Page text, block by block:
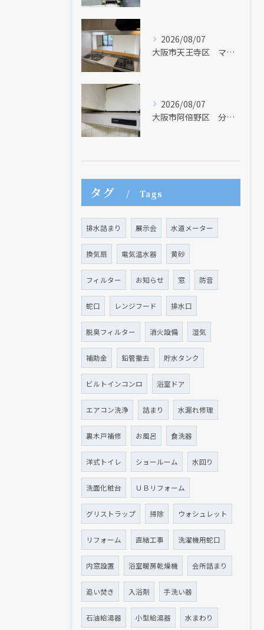
2026/08/07
大阪市天王寺区 マンションのキッチン取替及び内装リフォーム工事 クリナップ
2026/08/07
大阪市阿倍野区 分譲マンションのレンジフード取替リフォーム工事 タカラスタンダード
タグ Tags
排水詰まり 展示会 水道メーター
換気扇 電気温水器 黄砂
フィルター お知らせ 窓 防音
蛇口 レンジフード 排水口
脱臭フィルター 消火設備 湿気
補助金 鉛管撤去 貯水タンク
ビルトインコンロ 浴室ドア
エアコン洗浄 詰まり 水漏れ修理
裏木戸補修 お風呂 食洗器
洋式トイレ ショールーム 水回り
洗面化粧台 ＵＢリフォーム
グリストラップ 掃除 ウォシュレット
リフォーム 直結工事 洗濯機用蛇口
内窓設置 浴室暖房乾燥機 会所詰まり
追い焚き 入浴剤 手洗い器
石油給湯器 小型給湯器 水まわり
現在、新聞に入っている折込チラシです。
クリックでチラシのページにジャンプします
現在、新聞に入っている折込チラシです。
クリックでチラシのページにジャンプします